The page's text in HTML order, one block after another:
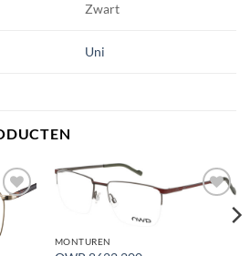
Zwart
Uni
MONTUREN